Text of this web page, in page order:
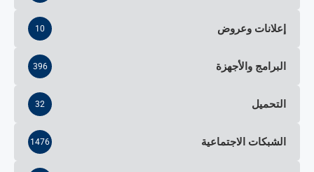
إعلانات وعروض 10
البرامج والأجهزة 396
التحميل 32
الشبكات الاجتماعية 1476